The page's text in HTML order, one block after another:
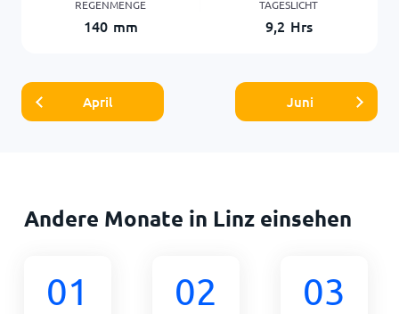
REGENMENGE
140 mm
TAGESLICHT
9,2 Hrs
April Juni
Andere Monate in Linz einsehen
01 02 03